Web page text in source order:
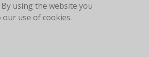
using the website you
use of cookies.